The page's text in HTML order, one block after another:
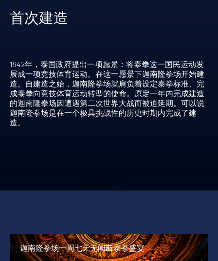
首次建造
1942年，泰国政府提出一项愿景：将泰拳这一国民运动发
展成一项竞技体育运动。在这一愿景下迦南隆拳场开始建
造。自建造之始，迦南隆拳场就肩负着设定泰拳标准、完
成泰拳向竞技体育运动转型的使命。原定一年内完成建造
的迦南隆拳场因遭遇第二次世界大战而被迫延期。可以说
迦南隆拳场是在一个极具挑战性的历史时期内完成了建
造。
迦南隆拳场一周七天无间断泰拳盛宴